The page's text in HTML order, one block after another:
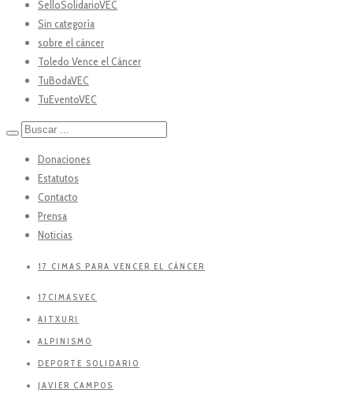
SelloSolidarioVEC
Sin categoría
sobre el cáncer
Toledo Vence el Cáncer
TuBodaVEC
TuEventoVEC
Donaciones
Estatutos
Contacto
Prensa
Noticias
17 CIMAS PARA VENCER EL CÁNCER
17CIMASVEC
AITXURI
ALPINISMO
DEPORTE SOLIDARIO
JAVIER CAMPOS